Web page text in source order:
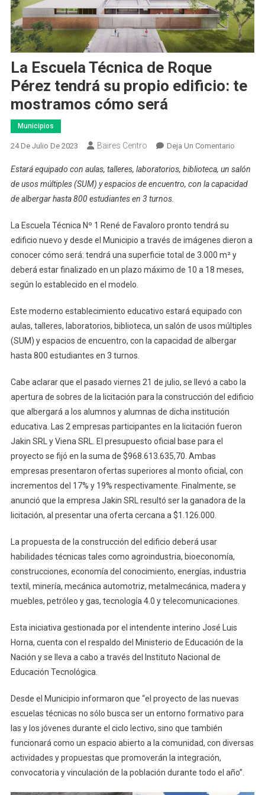
La Escuela Técnica de Roque
Pérez tendrá su propio edificio: te
mostramos cómo será
Municipios
24 De Julio De 2023 Baires Centro Deja Un ComentarioEn
Escuela
Técnica
Tendrá
Su
Propio
Cómo
Estará equipado con aulas, talleres, laboratorios, biblioteca, un salón
de usos múltiples (SUM) y espacios de encuentro, con la capacidad
de albergar hasta 800 estudiantes en 3 turnos.
La Escuela Técnica Nº 1 René de Favaloro pronto tendrá su
edificio nuevo y desde el Municipio a través de imágenes dieron a
conocer cómo será: tendrá una superficie total de 3.000 m² y
deberá estar finalizado en un plazo máximo de 10 a 18 meses,
según lo establecido en el modelo.
Este moderno establecimiento educativo estará equipado con
aulas, talleres, laboratorios, biblioteca, un salón de usos múltiples
(SUM) y espacios de encuentro, con la capacidad de albergar
hasta 800 estudiantes en 3 turnos.
Cabe aclarar que el pasado viernes 21 de julio, se llevó a cabo la
apertura de sobres de la licitación para la construcción del edificio
que albergará a los alumnos y alumnas de dicha institución
educativa. Las 2 empresas participantes en la licitación fueron
Jakin SRL y Viena SRL. El presupuesto oficial base para el
proyecto se fijó en la suma de $968.613.635,70. Ambas
empresas presentaron ofertas superiores al monto oficial, con
incrementos del 17% y 19% respectivamente. Finalmente, se
anunció que la empresa Jakin SRL resultó ser la ganadora de la
licitación, al presentar una oferta cercana a $1.126.000.
La propuesta de la construcción del edificio deberá usar
habilidades técnicas tales como agroindustria, bioeconomía,
construcciones, economía del conocimiento, energías, industria
textil, minería, mecánica automotriz, metalmecánica, madera y
muebles, petróleo y gas, tecnología 4.0 y telecomunicaciones.
Esta iniciativa gestionada por el intendente interino José Luis
Horna, cuenta con el respaldo del Ministerio de Educación de la
Nación y se lleva a cabo a través del Instituto Nacional de
Educación Tecnológica.
Desde el Municipio informaron que “el proyecto de las nuevas
escuelas técnicas no sólo busca ser un entorno formativo para
las y los jóvenes durante el ciclo lectivo, sino que también
funcionará como un espacio abierto a la comunidad, con diversas
actividades y propuestas que promoverán la integración,
convocatoria y vinculación de la población durante todo el año”.